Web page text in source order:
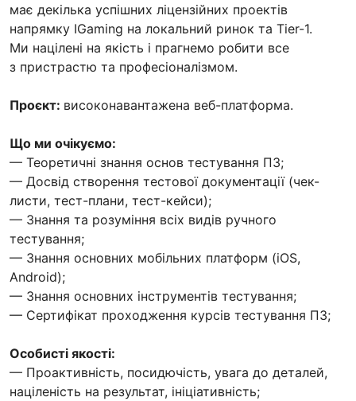
має декілька успішних ліцензійних проектів
напрямку IGaming на локальний ринок та Tier-1.
Ми націлені на якість і прагнемо робити все
з пристрастю та професіоналізмом.
Проєкт: високонавантажена веб-платформа.
Що ми очікуємо:
— Теоретичні знання основ тестування ПЗ;
— Досвід створення тестової документації (чек-
листи, тест-плани, тест-кейси);
— Знання та розуміння всіх видів ручного
тестування;
— Знання основних мобільних платформ (iOS,
Android);
— Знання основних інструментів тестування;
— Сертифікат проходження курсів тестування ПЗ;
Особисті якості:
— Проактивність, посидючість, увага до деталей,
націленість на результат, ініціативність;